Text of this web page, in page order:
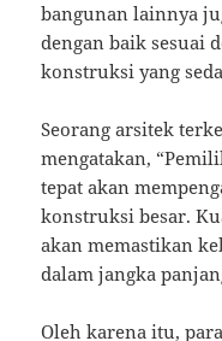
bangunan lainnya
dengan baik sesuai
konstruksi yang
Seorang arsitek
mengatakan,
tepat akan
konstruksi besar.
akan memastikan
dalam jangka
Oleh karena itu,